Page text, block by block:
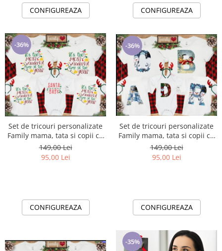
CONFIGUREAZA CONFIGUREAZA
-36%
Set de tricouri personalizate
Family mama, tata si copii cu
tematica de Craciun, Best
Christmas
149,00 Lei
95,00 Lei
CONFIGUREAZA
-36%
Set de tricouri personalizate
Family mama, tata si copii cu
tematica de Craciun, Litere
Initiala numelui
149,00 Lei
95,00 Lei
CONFIGUREAZA
-35%